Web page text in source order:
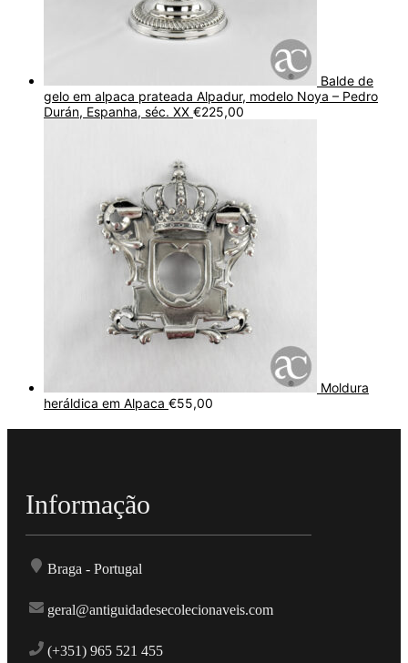
Balde de
gelo em alpaca prateada Alpadur, modelo Noya – Pedro
Durán, Espanha, séc. XX €225,00
Moldura
heráldica em Alpaca €55,00
Informação
Braga - Portugal
geral@antiguidadesecolecionaveis.com
(+351) 965 521 455